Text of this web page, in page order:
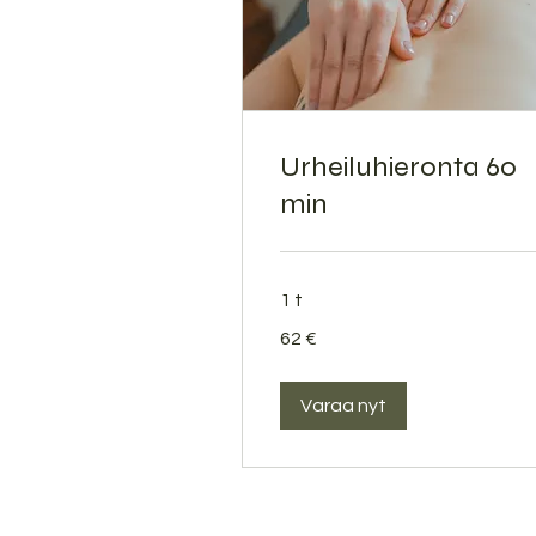
Urheiluhieronta 60
min
1 t
euroa
62 €
Varaa nyt